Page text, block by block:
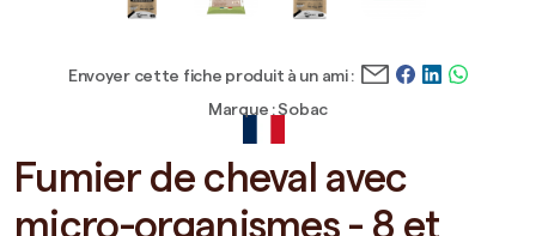
Marque : Sobac
Envoyer cette fiche produit à un ami :
Fumier de cheval avec
micro-organismes - 8 et